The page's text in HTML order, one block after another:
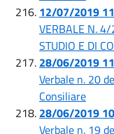
12/07/2019
VERBALE N.
STUDIO E DI
28/06/2019
Verbale n. 20
Consiliare
28/06/2019
Verbale n. 19